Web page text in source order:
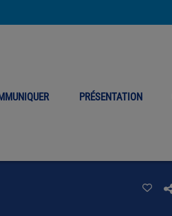
PRÉSENTATION